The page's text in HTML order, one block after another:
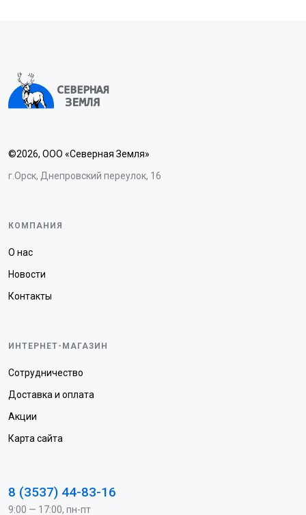
©2026, ООО «Северная Земля»
г.Орск, Днепровский переулок, 16
КОМПАНИЯ
О нас
Новости
Контакты
ИНТЕРНЕТ-МАГАЗИН
Сотрудничество
Доставка и оплата
Акции
Карта сайта
8 (3537) 44-83-16
9:00 — 17:00, пн-пт